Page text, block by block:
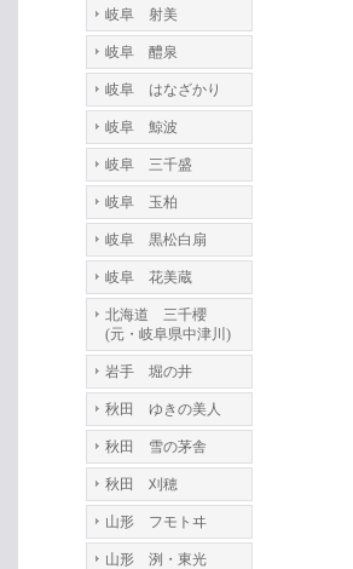
岐阜 射美
岐阜 醴泉
岐阜 はなざかり
岐阜 鯨波
岐阜 三千盛
岐阜 玉柏
岐阜 黒松白扇
岐阜 花美蔵
北海道 三千櫻
(元・岐阜県中津川)
岩手 堀の井
秋田 ゆきの美人
秋田 雪の茅舎
秋田 刈穂
山形 フモトヰ
山形 洌・東光